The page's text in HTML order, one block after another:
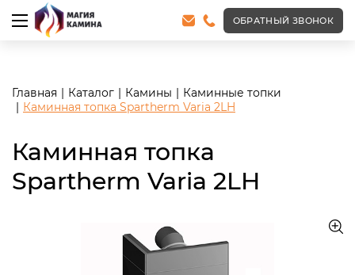
<meta name="robots" content="noindex, follow"/>
ОБРАТНЫЙ ЗВОНОК
Главная Каталог Камины
Каминные топки
Каминная топка Spartherm Varia 2LH
Каминная топка
Spartherm Varia 2LH